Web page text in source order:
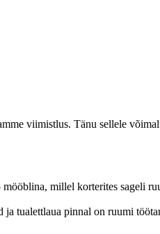
viimistlus. Tänu sellele
millel korterites sageli
tualettlaua pinnal on ruumi